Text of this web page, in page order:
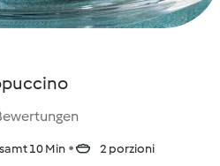
10 Min 2 porzioni